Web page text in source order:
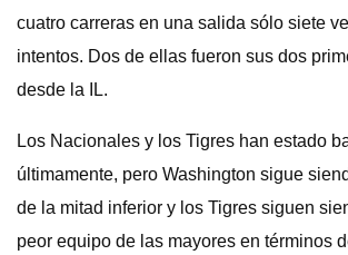
cuatro carreras en una salida sólo siete
intentos. Dos de ellas fueron sus dos
desde la IL.
Los Nacionales y los Tigres han estado
últimamente, pero Washington sigue
de la mitad inferior y los Tigres siguen
peor equipo de las mayores en términos